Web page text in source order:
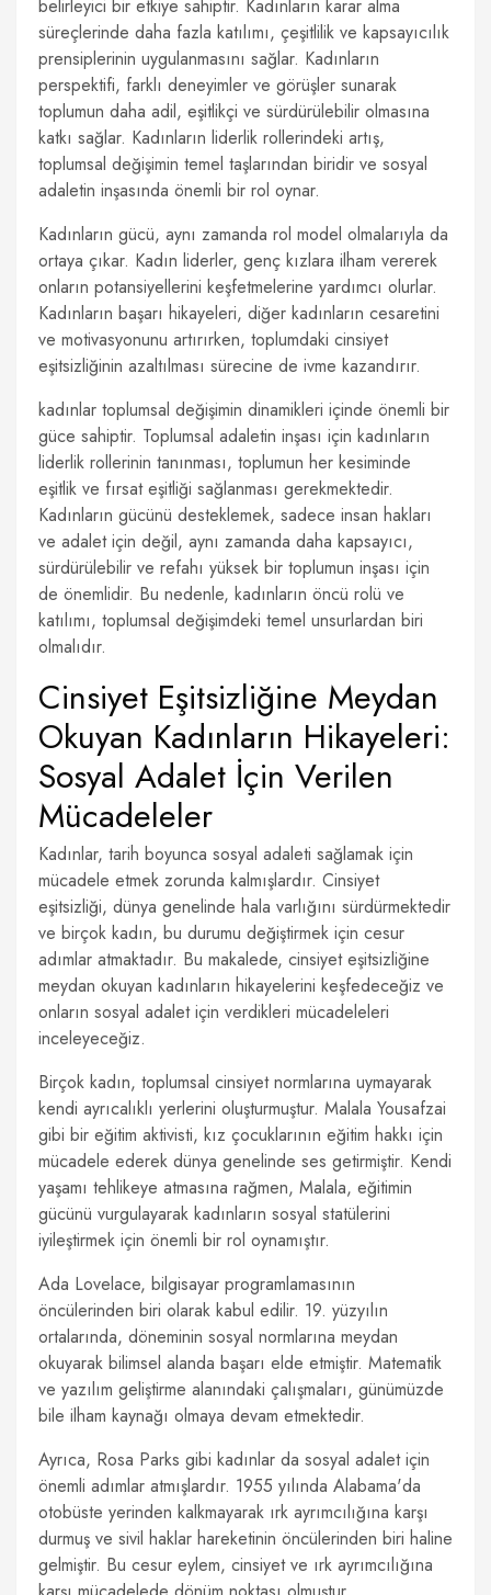
belirleyici bir etkiye sahiptir. Kadınların karar alma
süreçlerinde daha fazla katılımı, çeşitlilik ve kapsayıcılık
prensiplerinin uygulanmasını sağlar. Kadınların
perspektifi, farklı deneyimler ve görüşler sunarak
toplumun daha adil, eşitlikçi ve sürdürülebilir olmasına
katkı sağlar. Kadınların liderlik rollerindeki artış,
toplumsal değişimin temel taşlarından biridir ve sosyal
adaletin inşasında önemli bir rol oynar.
Kadınların gücü, aynı zamanda rol model olmalarıyla da
ortaya çıkar. Kadın liderler, genç kızlara ilham vererek
onların potansiyellerini keşfetmelerine yardımcı olurlar.
Kadınların başarı hikayeleri, diğer kadınların cesaretini
ve motivasyonunu artırırken, toplumdaki cinsiyet
eşitsizliğinin azaltılması sürecine de ivme kazandırır.
kadınlar toplumsal değişimin dinamikleri içinde önemli bir
güce sahiptir. Toplumsal adaletin inşası için kadınların
liderlik rollerinin tanınması, toplumun her kesiminde
eşitlik ve fırsat eşitliği sağlanması gerekmektedir.
Kadınların gücünü desteklemek, sadece insan hakları
ve adalet için değil, aynı zamanda daha kapsayıcı,
sürdürülebilir ve refahı yüksek bir toplumun inşası için
de önemlidir. Bu nedenle, kadınların öncü rolü ve
katılımı, toplumsal değişimdeki temel unsurlardan biri
olmalıdır.
Cinsiyet Eşitsizliğine Meydan
Okuyan Kadınların Hikayeleri:
Sosyal Adalet İçin Verilen
Mücadeleler
Kadınlar, tarih boyunca sosyal adaleti sağlamak için
mücadele etmek zorunda kalmışlardır. Cinsiyet
eşitsizliği, dünya genelinde hala varlığını sürdürmektedir
ve birçok kadın, bu durumu değiştirmek için cesur
adımlar atmaktadır. Bu makalede, cinsiyet eşitsizliğine
meydan okuyan kadınların hikayelerini keşfedeceğiz ve
onların sosyal adalet için verdikleri mücadeleleri
inceleyeceğiz.
Birçok kadın, toplumsal cinsiyet normlarına uymayarak
kendi ayrıcalıklı yerlerini oluşturmuştur. Malala Yousafzai
gibi bir eğitim aktivisti, kız çocuklarının eğitim hakkı için
mücadele ederek dünya genelinde ses getirmiştir. Kendi
yaşamı tehlikeye atmasına rağmen, Malala, eğitimin
gücünü vurgulayarak kadınların sosyal statülerini
iyileştirmek için önemli bir rol oynamıştır.
Ada Lovelace, bilgisayar programlamasının
öncülerinden biri olarak kabul edilir. 19. yüzyılın
ortalarında, döneminin sosyal normlarına meydan
okuyarak bilimsel alanda başarı elde etmiştir. Matematik
ve yazılım geliştirme alanındaki çalışmaları, günümüzde
bile ilham kaynağı olmaya devam etmektedir.
Ayrıca, Rosa Parks gibi kadınlar da sosyal adalet için
önemli adımlar atmışlardır. 1955 yılında Alabama'da
otobüste yerinden kalkmayarak ırk ayrımcılığına karşı
durmuş ve sivil haklar hareketinin öncülerinden biri haline
gelmiştir. Bu cesur eylem, cinsiyet ve ırk ayrımcılığına